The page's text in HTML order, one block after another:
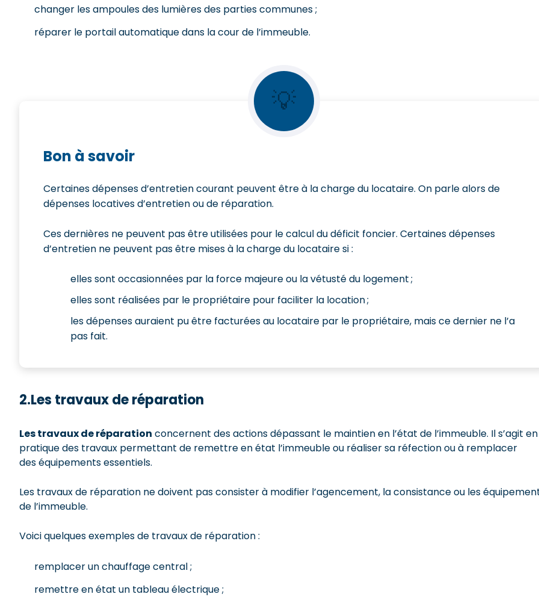
changer les ampoules des lumières des parties communes ;
réparer le portail automatique dans la cour de l’immeuble.
💡
Bon à savoir
Certaines dépenses d’entretien courant peuvent être à la charge du locataire. On parle alors de
dépenses locatives d’entretien ou de réparation.
Ces dernières ne peuvent pas être utilisées pour le calcul du déficit foncier. Certaines dépenses
d’entretien ne peuvent pas être mises à la charge du locataire si :
elles sont occasionnées par la force majeure ou la vétusté du logement ;
elles sont réalisées par le propriétaire pour faciliter la location ;
les dépenses auraient pu être facturées au locataire par le propriétaire, mais ce dernier ne l’a
pas fait.
2.Les travaux de réparation
Les travaux de réparation concernent des actions dépassant le maintien en l’état de l’immeuble. Il s’agit en
pratique des travaux permettant de remettre en état l’immeuble ou réaliser sa réfection ou à remplacer
des équipements essentiels.
Les travaux de réparation ne doivent pas consister à modifier l’agencement, la consistance ou les
de l’immeuble.
Voici quelques exemples de travaux de réparation :
remplacer un chauffage central ;
remettre en état un tableau électrique ;